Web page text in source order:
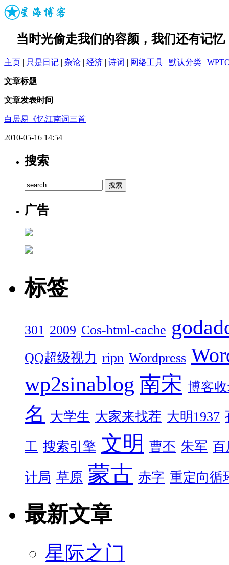
当时光偷走我们的容颜，我们还有记忆
主页 | 只是日记 | 杂论 | 经济 | 诗词 | 网络工具 | 默认分类 |
文章标题
文章发表时间
白居易《忆江南词三首
2010-05-16 14:54
搜索
广告
标签
301 2009 Cos-html-cache
QQ超级视力 ripn Wordpress
wp2sinablog 南宋 博客
名 大学生 大家来找茬 大明1937
工 搜索引擎 文明 曹丕 朱军 百
计局 草原 蒙古 赤字 重定向循
最新文章
星际之门